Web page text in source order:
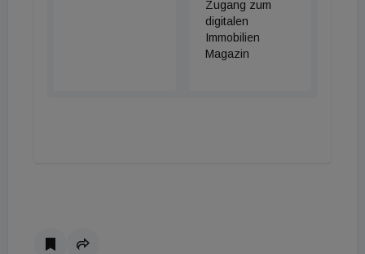
Zugang zum
digitalen
Immobilien
Magazin